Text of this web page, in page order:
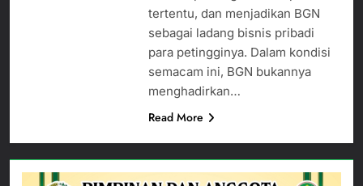
tertentu, dan menjadikan BGN
sebagai ladang bisnis pribadi
para petingginya. Dalam kondisi
semacam ini, BGN bukannya
menghadirkan…
Read More